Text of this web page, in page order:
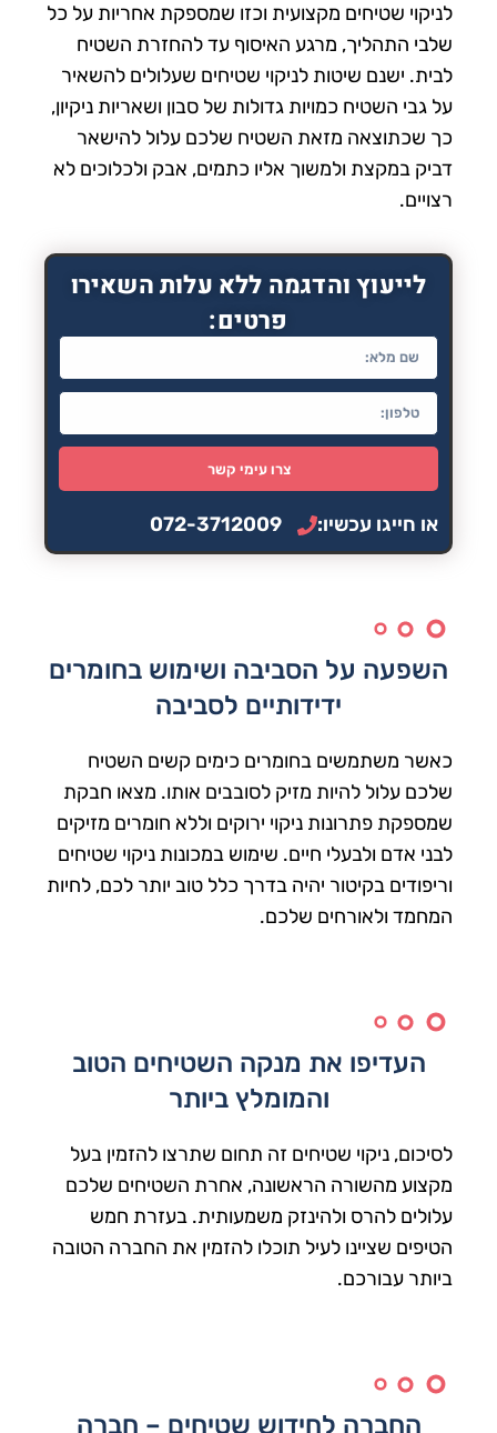
לניקוי שטיחים מקצועית וכזו שמספקת אחריות על כל
שלבי התהליך, מרגע האיסוף עד להחזרת השטיח
לבית. ישנם שיטות לניקוי שטיחים שעלולים להשאיר
על גבי השטיח כמויות גדולות של סבון ושאריות ניקיון,
כך שכתוצאה מזאת השטיח שלכם עלול להישאר
דביק במקצת ולמשוך אליו כתמים, אבק ולכלוכים לא
רצויים.
לייעוץ והדגמה ללא עלות השאירו
פרטים:
צרו עימי קשר
או חייגו עכשיו: 072-3712009
השפעה על הסביבה ושימוש בחומרים
ידידותיים לסביבה
כאשר משתמשים בחומרים כימים קשים השטיח
שלכם עלול להיות מזיק לסובבים אותו. מצאו חבקת
שמספקת פתרונות ניקוי ירוקים וללא חומרים מזיקים
לבני אדם ולבעלי חיים. שימוש במכונות ניקוי שטיחים
וריפודים בקיטור יהיה בדרך כלל טוב יותר לכם, לחיות
המחמד ולאורחים שלכם.
העדיפו את מנקה השטיחים הטוב
והמומלץ ביותר
לסיכום, ניקוי שטיחים זה תחום שתרצו להזמין בעל
מקצוע מהשורה הראשונה, אחרת השטיחים שלכם
עלולים להרס ולהינזק משמעותית. בעזרת חמש
הטיפים שציינו לעיל תוכלו להזמין את החברה הטובה
ביותר עבורכם.
החברה לחידוש שטיחים – חברה